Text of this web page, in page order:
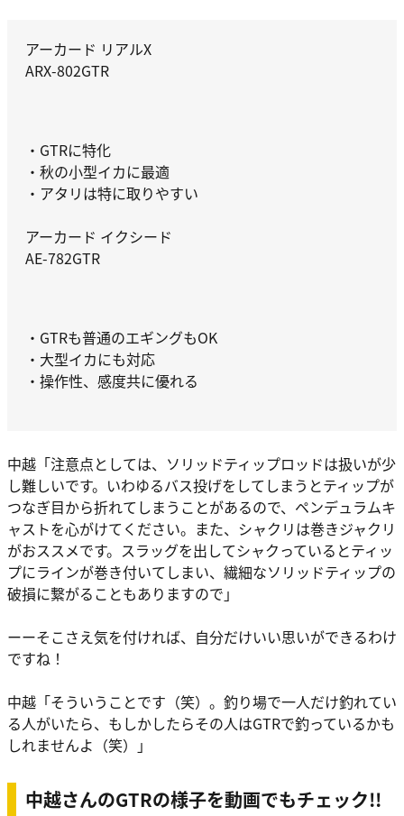
アーカード リアルX
ARX-802GTR
・GTRに特化
・秋の小型イカに最適
・アタリは特に取りやすい
アーカード イクシード
AE-782GTR
・GTRも普通のエギングもOK
・大型イカにも対応
・操作性、感度共に優れる
中越 「注意点としては、ソリッドティップロッドは扱いが少
し難しいです。いわゆるバス投げをしてしまうとティップが
つなぎ目から折れてしまうことがあるので、ペンデュラムキ
ャストを心がけてください。また、シャクリは巻きジャクリ
がおススメです。スラッグを出してシャクっているとティッ
プにラインが巻き付いてしまい、繊細なソリッドティップの
破損に繋がることもありますので」
ーーそこさえ気を付ければ、自分だけいい思いができるわけ
ですね！
中越 「そういうことです（笑）。釣り場で一人だけ釣れてい
る人がいたら、もしかしたらその人はGTRで釣っているかも
しれませんよ（笑）」
中越さんのGTRの様子を動画でもチェック!!